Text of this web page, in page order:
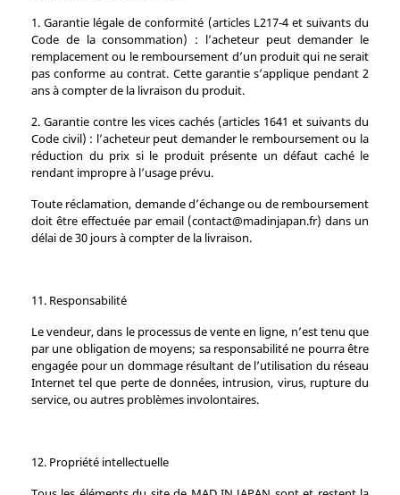
1. Garantie légale de conformité (articles L217‑4 et suivants du
Code de la consommation) : l’acheteur peut demander le
remplacement ou le remboursement d’un produit qui ne serait
pas conforme au contrat. Cette garantie s’applique pendant 2
ans à compter de la livraison du produit.
2. Garantie contre les vices cachés (articles 1641 et suivants du
Code civil) : l’acheteur peut demander le remboursement ou la
réduction du prix si le produit présente un défaut caché le
rendant impropre à l’usage prévu.
Toute réclamation, demande d’échange ou de remboursement
doit être effectuée par email (contact@madinjapan.fr) dans un
délai de 30 jours à compter de la livraison.
11. Responsabilité
Le vendeur, dans le processus de vente en ligne, n’est tenu que
par une obligation de moyens; sa responsabilité ne pourra être
engagée pour un dommage résultant de l’utilisation du réseau
Internet tel que perte de données, intrusion, virus, rupture du
service, ou autres problèmes involontaires.
12. Propriété intellectuelle